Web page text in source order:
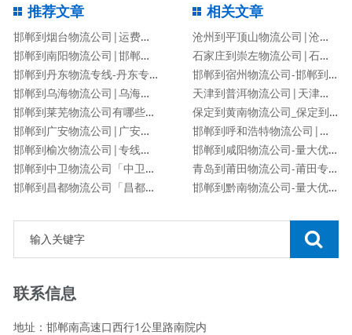
推荐文章
邯郸到烟台物流公司|运费查询
邯郸到南阳物流公司|邯郸到南阳货运专线
邯郸到丹东物流专线-丹东专线
邯郸到乌海物流公司|乌海专线
邯郸到莱芜物流公司有哪些专线
邯郸到广安物流公司|广安专线
邯郸到榆次物流公司|专线直达
邯郸到中卫物流公司「中卫专线」
邯郸到昌都物流公司「昌都专线」
相关文章
沧州到平顶山物流公司|沧州到平顶山物流专线
石家庄到崇左物流公司|石家庄到崇左物流专线
邯郸到宿州物流公司-邯郸到宿州货运专线
天津到普洱物流公司|天津到普洱物流专线
保定到黄南物流公司_保定到黄南物流专线
邯郸到呼和浩特物流公司|邯郸到呼和浩特物流专线
邯郸到咸阳物流公司-量大优惠「价格优惠」
青岛到莆田物流公司-莆田专线
邯郸到黔南物流公司-量大优惠「价格优惠」
联系信息
地址：邯郸南高速口西行1公里路南院内